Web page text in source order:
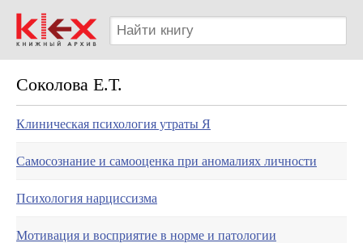
Соколова Е.Т.
Клиническая психология утраты Я
Самосознание и самооценка при аномалиях личности
Психология нарциссизма
Мотивация и восприятие в норме и патологии